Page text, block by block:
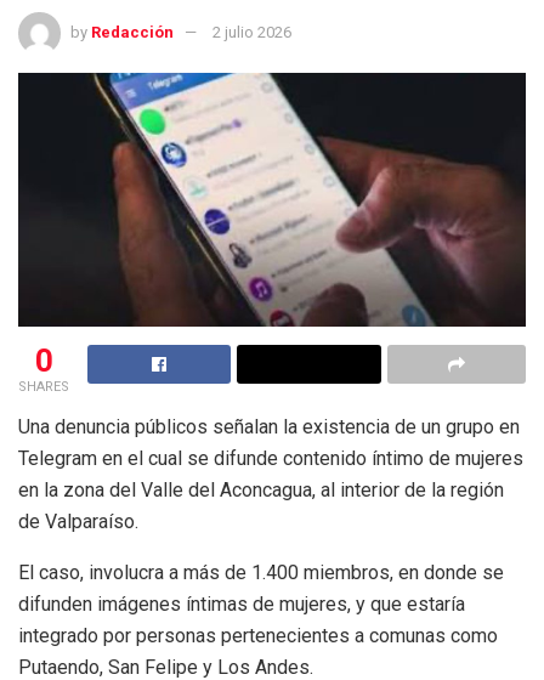
by Redacción 2 julio 2026
0
SHARES
Una denuncia públicos señalan la existencia de un grupo en
Telegram en el cual se difunde contenido íntimo de mujeres
en la zona del Valle del Aconcagua, al interior de la región
de Valparaíso.
El caso, involucra a más de 1.400 miembros, en donde se
difunden imágenes íntimas de mujeres, y que estaría
integrado por personas pertenecientes a comunas como
Putaendo, San Felipe y Los Andes.